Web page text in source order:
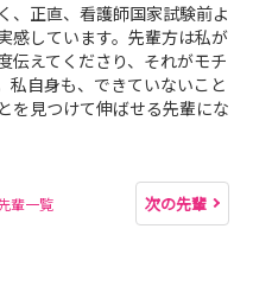
、正直、看護師国家試験前よ
感しています。先輩方は私が
伝えてくださり、それがモチ
私自身も、できていないこと
を見つけて伸ばせる先輩にな
輩一覧 次の先輩